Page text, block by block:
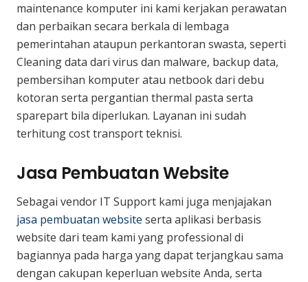
maintenance komputer ini kami kerjakan perawatan
dan perbaikan secara berkala di lembaga
pemerintahan ataupun perkantoran swasta, seperti
Cleaning data dari virus dan malware, backup data,
pembersihan komputer atau netbook dari debu
kotoran serta pergantian thermal pasta serta
sparepart bila diperlukan. Layanan ini sudah
terhitung cost transport teknisi.
Jasa Pembuatan Website
Sebagai vendor IT Support kami juga menjajakan
jasa pembuatan website serta aplikasi berbasis
website dari team kami yang professional di
bagiannya pada harga yang dapat terjangkau sama
dengan cakupan keperluan website Anda, serta